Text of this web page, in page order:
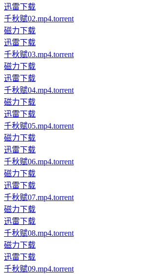
迅雷下载
千秋赋02.mp4.torrent
磁力下载
迅雷下载
千秋赋03.mp4.torrent
磁力下载
迅雷下载
千秋赋04.mp4.torrent
磁力下载
迅雷下载
千秋赋05.mp4.torrent
磁力下载
迅雷下载
千秋赋06.mp4.torrent
磁力下载
迅雷下载
千秋赋07.mp4.torrent
磁力下载
迅雷下载
千秋赋08.mp4.torrent
磁力下载
迅雷下载
千秋赋09.mp4.torrent